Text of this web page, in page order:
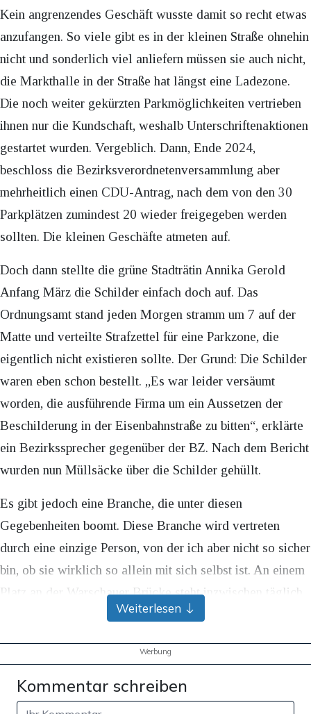
Kein angrenzendes Geschäft wusste damit so recht etwas
anzufangen. So viele gibt es in der kleinen Straße ohnehin
nicht und sonderlich viel anliefern müssen sie auch nicht,
die Markthalle in der Straße hat längst eine Ladezone.
Die noch weiter gekürzten Parkmöglichkeiten vertrieben
ihnen nur die Kundschaft, weshalb Unterschriftenaktionen
gestartet wurden. Vergeblich. Dann, Ende 2024,
beschloss die Bezirksverordnetenversammlung aber
mehrheitlich einen CDU-Antrag, nach dem von den 30
Parkplätzen zumindest 20 wieder freigegeben werden
sollten. Die kleinen Geschäfte atmeten auf.
Doch dann stellte die grüne Stadträtin Annika Gerold
Anfang März die Schilder einfach doch auf. Das
Ordnungsamt stand jeden Morgen stramm um 7 auf der
Matte und verteilte Strafzettel für eine Parkzone, die
eigentlich nicht existieren sollte. Der Grund: Die Schilder
waren eben schon bestellt. „Es war leider versäumt
worden, die ausführende Firma um ein Aussetzen der
Beschilderung in der Eisenbahnstraße zu bitten“, erklärte
ein Bezirkssprecher gegenüber der BZ. Nach dem Bericht
wurden nun Müllsäcke über die Schilder gehüllt.
Es gibt jedoch eine Branche, die unter diesen
Gegebenheiten boomt. Diese Branche wird vertreten
durch eine einzige Person, von der ich aber nicht so sicher
bin, ob sie wirklich so allein mit sich selbst ist. An einem
Platz an der Warschauer Brücke steht inzwischen täglich
ein hagerer Mann, der sich offenbar als Müllkünstler
Sein Durchbruch und erstes Werk: Ein alter Koffer, auf
dem die gedeckte Forderung „Blowjobs for the
homeless!“ mit Farbe gepinselt worden war.
Weiterlesen
Werbung
Kommentar schreiben